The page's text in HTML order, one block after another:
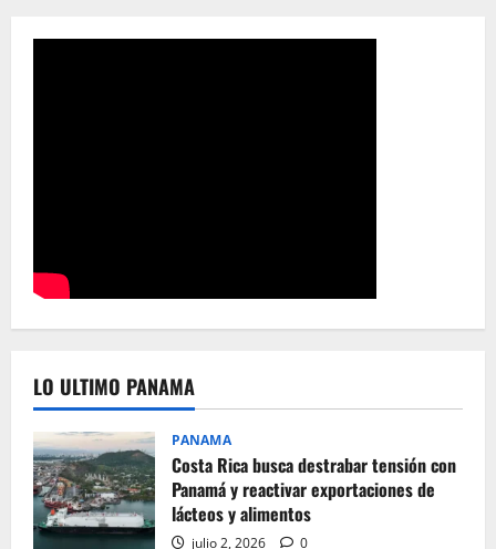
LO ULTIMO PANAMA
PANAMA
Costa Rica busca destrabar tensión con
Panamá y reactivar exportaciones de
lácteos y alimentos
julio 2, 2026 0